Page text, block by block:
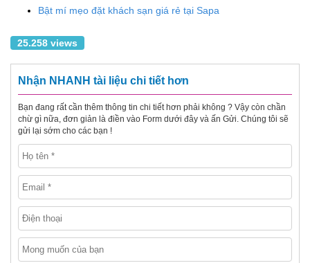
Bật mí mẹo đặt khách sạn giá rẻ tại Sapa
25.258 views
Nhận NHANH tài liệu chi tiết hơn
Bạn đang rất cần thêm thông tin chi tiết hơn phải không ? Vậy còn chần
chừ gì nữa, đơn giản là điền vào Form dưới đây và ấn Gửi. Chúng tôi sẽ
gửi lại sớm cho các bạn !